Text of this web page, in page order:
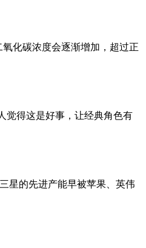
化碳浓度会逐渐增加，超过正
觉得这是好事，让经典角色有
星的先进产能早被苹果、英伟